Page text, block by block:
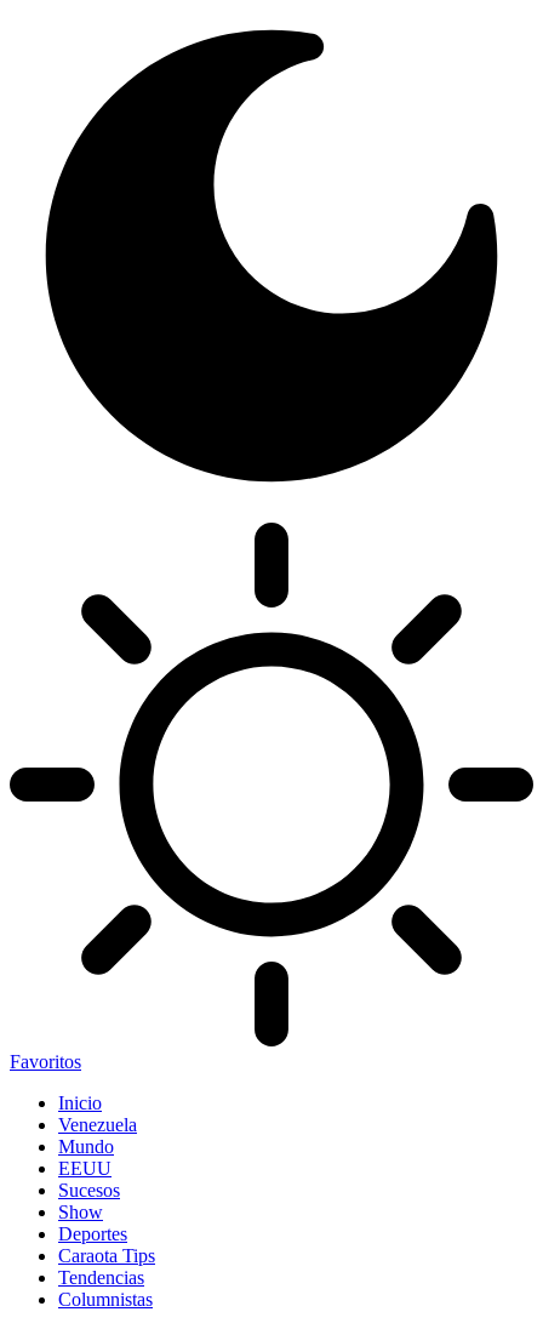
Favoritos
Inicio
Venezuela
Mundo
EEUU
Sucesos
Show
Deportes
Caraota Tips
Tendencias
Columnistas